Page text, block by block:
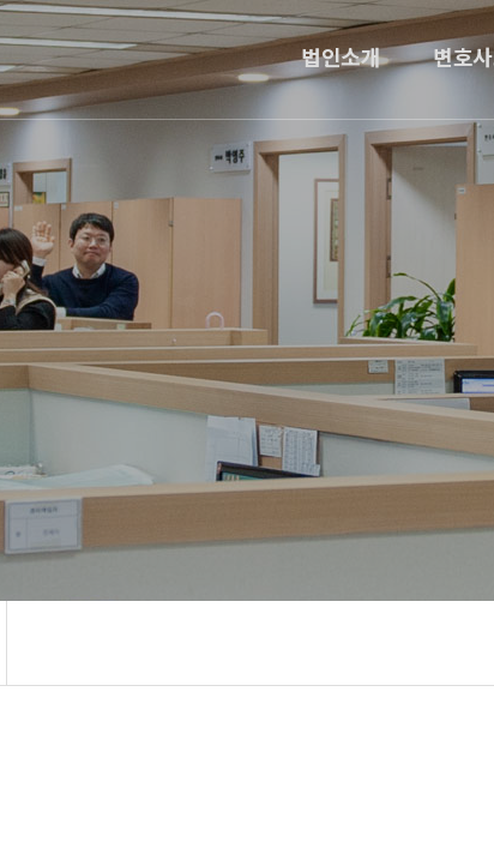
법인소개 변호